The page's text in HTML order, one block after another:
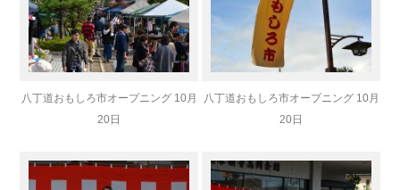
八丁道おもしろ市オープニング 10月
20日
八丁道おもしろ市オープニング 10月
20日